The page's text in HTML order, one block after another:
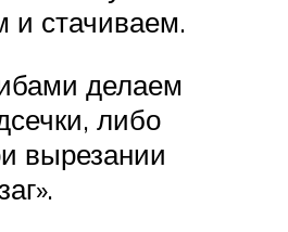
и стачиваем.
делаем
либо
вырезании